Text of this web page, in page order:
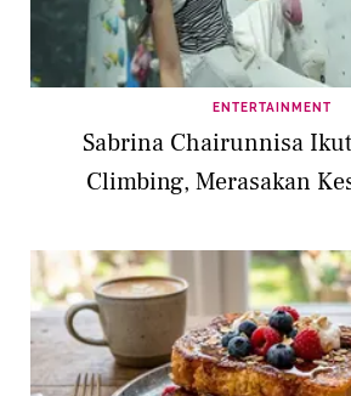
ENTERTAINMENT
Sabrina Chairunnisa
Climbing, Merasakan